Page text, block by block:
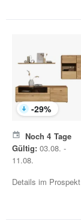
-29%
Noch 4 Tage
Gültig: 03.08. -
11.08.
Details im Prospekt